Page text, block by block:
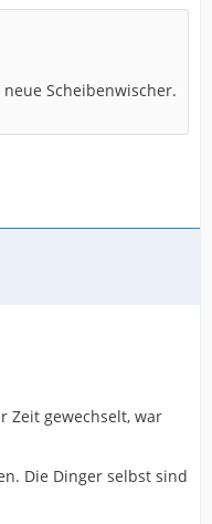
Scheibenwischer.
Zeit gewechselt, war
Die Dinger selbst sind